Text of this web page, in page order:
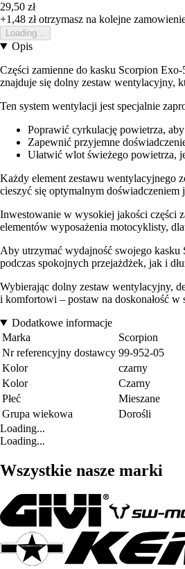
29,50 zł
+1,48 złotrzymasz na kolejne
Loading...
Opis
Części zamienne do kasku Scorpion
znajduje się dolny zestaw wentylacyjny,
Ten system wentylacji jest specjalnie
Poprawić cyrkulację powietrza,
Zapewnić przyjemne
Ułatwić wlot świeżego powietrza,
Każdy element zestawu wentylacyjnego
cieszyć się optymalnym doświadczeniem
Inwestowanie w wysokiej jakości części
elementów wyposażenia motocyklisty,
Aby utrzymać wydajność swojego kasku
podczas spokojnych przejażdżek, jak i
Wybierając dolny zestaw wentylacyjny,
i komfortowi – postaw na doskonałość w
Dodatkowe informacje
Marka
Scorpion
Nr referencyjny dostawcy 99-952-05
Kolor
czarny
Kolor
Czarny
Płeć
Mieszane
Grupa wiekowa
Dorośli
Loading...
Loading...
Wszystkie nasze marki